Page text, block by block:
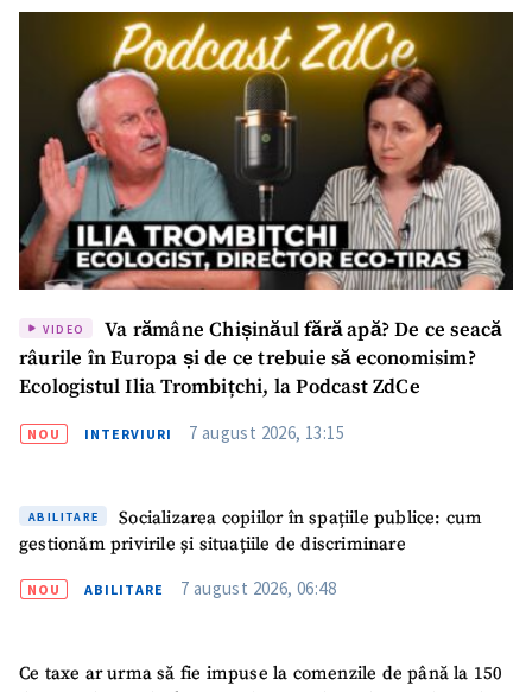
VIDEO
Va rămâne Chișinăul fără apă? De ce seacă
râurile în Europa și de ce trebuie să economisim?
Ecologistul Ilia Trombițchi, la Podcast ZdCe
NOU INTERVIURI 7 august 2026, 13:15
ABILITARE
Socializarea copiilor în spațiile publice: cum
gestionăm privirile și situațiile de discriminare
NOU ABILITARE 7 august 2026, 06:48
Ce taxe ar urma să fie impuse la comenzile de până la 150